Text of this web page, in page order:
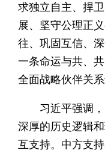
求独立自主、捍
展、坚守公理正
往、巩固互信、
一条命运与共、
全面战略伙伴关系
习近平强调
深厚的历史逻辑
互支持。中方支